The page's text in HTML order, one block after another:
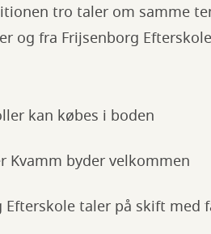
tro taler om samme
og fra Frijsenborg
kan købes i boden
Kvamm byder velkommen
Efterskole taler på skift med